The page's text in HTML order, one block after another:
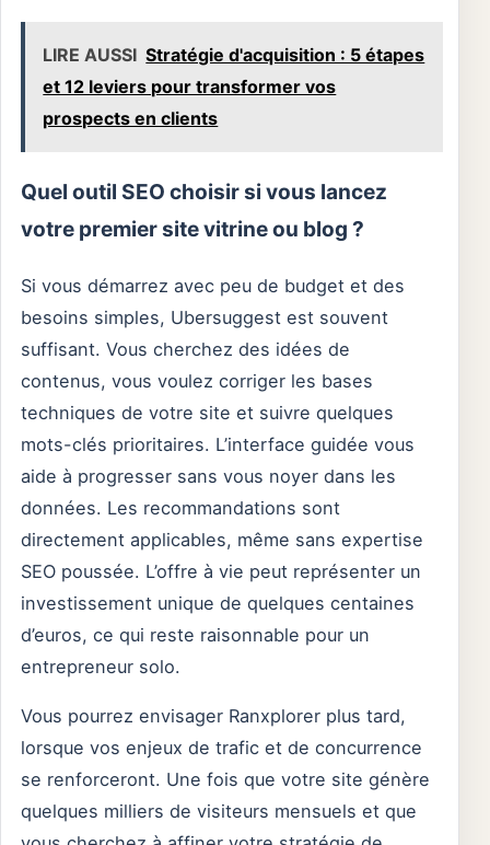
LIRE AUSSI Stratégie d'acquisition : 5 étapes
et 12 leviers pour transformer vos
prospects en clients
Quel outil SEO choisir si vous lancez
votre premier site vitrine ou blog ?
Si vous démarrez avec peu de budget et des
besoins simples, Ubersuggest est souvent
suffisant. Vous cherchez des idées de
contenus, vous voulez corriger les bases
techniques de votre site et suivre quelques
mots-clés prioritaires. L’interface guidée vous
aide à progresser sans vous noyer dans les
données. Les recommandations sont
directement applicables, même sans expertise
SEO poussée. L’offre à vie peut représenter un
investissement unique de quelques centaines
d’euros, ce qui reste raisonnable pour un
entrepreneur solo.
Vous pourrez envisager Ranxplorer plus tard,
lorsque vos enjeux de trafic et de concurrence
se renforceront. Une fois que votre site génère
quelques milliers de visiteurs mensuels et que